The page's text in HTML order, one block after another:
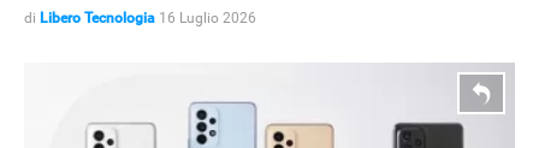
di Libero Tecnologia 16 Luglio 2026